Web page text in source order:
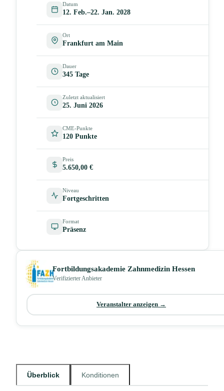
Überblick Konditionen
Datum
12. Feb.–22. Jan. 2028
Ort
Frankfurt am Main
Dauer
345 Tage
Zuletzt aktualisiert
25. Juni 2026
CME-Punkte
120 Punkte
Preis
5.650,00 €
Niveau
Fortgeschritten
Format
Präsenz
Fortbildungsakademie Zahnmedizin Hessen
Verifizierter Anbieter
Veranstalter anzeigen →